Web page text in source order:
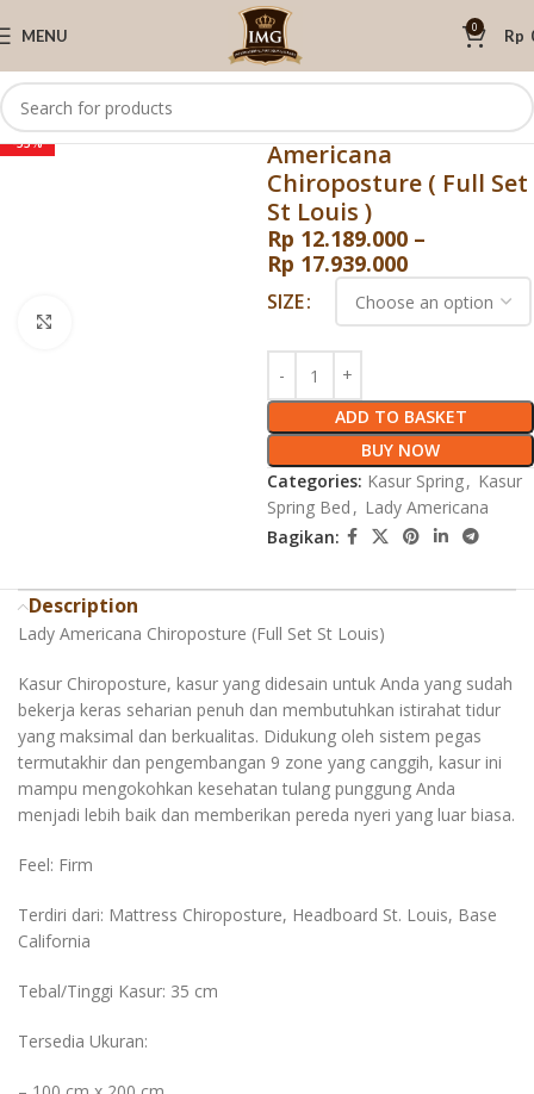
MENU 0 Rp
Home Lady Americana
-53%
Kasur Springbed Lady
Americana
Chiroposture ( Full Set
St Louis )
Rp 12.189.000 –
Rp 17.939.000
SIZE
ADD TO BASKET
BUY NOW
Categories: Kasur Spring, Kasur
Spring Bed , Lady Americana
Bagikan:
Description
Lady Americana Chiroposture (Full Set St Louis)
Kasur Chiroposture, kasur yang didesain untuk Anda yang sudah
bekerja keras seharian penuh dan membutuhkan istirahat tidur
yang maksimal dan berkualitas. Didukung oleh sistem pegas
termutakhir dan pengembangan 9 zone yang canggih, kasur ini
mampu mengokohkan kesehatan tulang punggung Anda
menjadi lebih baik dan memberikan pereda nyeri yang luar biasa.
Feel: Firm
Terdiri dari: Mattress Chiroposture, Headboard St. Louis, Base
California
Tebal/Tinggi Kasur: 35 cm
Tersedia Ukuran: